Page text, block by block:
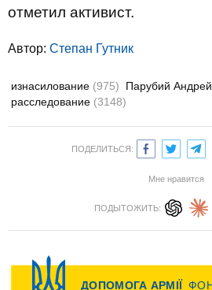
отметил активист.
Автор: Степан Гутник
изнасилование (975) Парубий Андрей
расследование (3148)
ПОДЕЛИТЬСЯ:
Мне нравится
ПОДЫТОЖИТЬ: